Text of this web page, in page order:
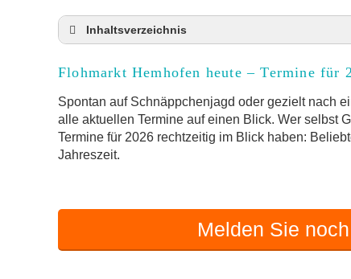
Inhaltsverzeichnis
Anmeldung & Standgebühr auf dem
Online-Flohmarkt Hemhofen
Welche Trödelmarkt-Typen gibt es?
Aktuelle Flohmarkt-Termine für Hemhofen
FAQ: Flohmarkt Hemhofen
Flohmarkt-Termin melden
Flohmarkt Hemhofen heute – Termine für
Spontan auf Schnäppchenjagd oder gezielt nach
alle aktuellen Termine auf einen Blick. Wer selbst
Termine für 2026 rechtzeitig im Blick haben:
Jahreszeit.
Melden Sie